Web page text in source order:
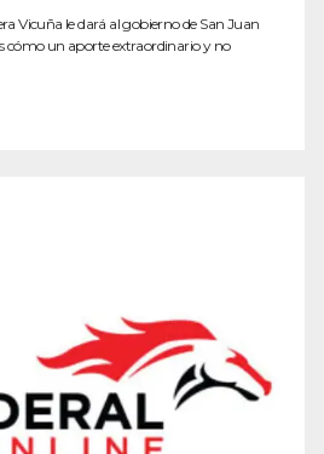
Vicuña le dará al gobierno de San Juan
cómo un aporte extraordinario y no